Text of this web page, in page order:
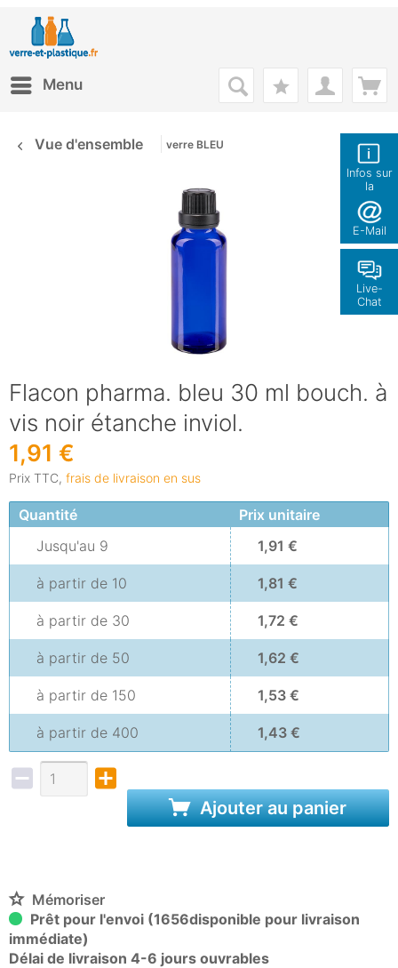
Infos sur
la
boutique
E-Mail
Live-
Chat
Menu
Vue d'ensemble verre BLEU
Flacon pharma. bleu 30 ml bouch. à
vis noir étanche inviol.
1,91 €
Prix TTC, frais de livraison en sus
Quantité
Prix unitaire
Jusqu'au 9 1,91 €
à partir de 10 1,81 €
à partir de 30 1,72 €
à partir de 50 1,62 €
à partir de 150 1,53 €
à partir de 400 1,43 €
Ajouter au panier
Mémoriser
Prêt pour l'envoi (1656disponible pour livraison
immédiate)
Délai de livraison 4-6 jours ouvrables